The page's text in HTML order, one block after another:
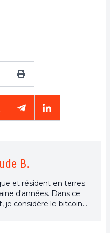
B.
et résident en terres
d'années. Dans ce
je considère le bitcoin